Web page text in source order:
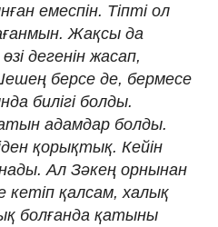
емеспін. Тіпті ол
Жақсы да
дегенін жасап,
берсе де, бермесе
билігі болды.
адамдар болды.
қорықтық. Кейін
Ал Зәкең орнынан
кетіп қалсам, халық
болғанда қатыны